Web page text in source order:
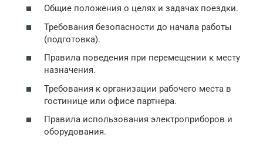
Общие положения о целях и задачах поездки.
Требования безопасности до начала работы
(подготовка).
Правила поведения при перемещении к месту
назначения.
Требования к организации рабочего места в
гостинице или офисе партнера.
Правила использования электроприборов и
оборудования.